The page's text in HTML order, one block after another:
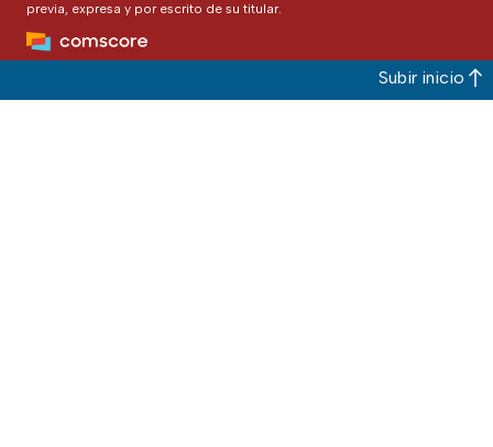
previa, expresa y por escrito de su titular.
Subir inicio